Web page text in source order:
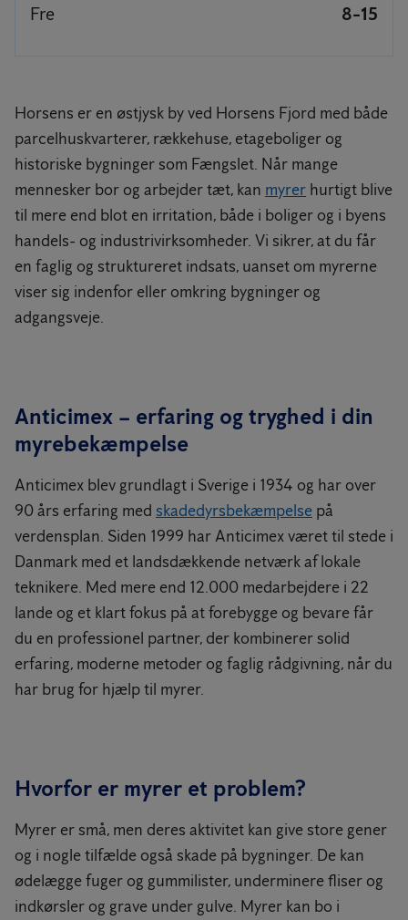
Fre
8-15
Horsens er en østjysk by ved Horsens Fjord med både
parcelhuskvarterer, rækkehuse, etageboliger og
historiske bygninger som Fængslet. Når mange
mennesker bor og arbejder tæt, kan myrer hurtigt blive
til mere end blot en irritation, både i boliger og i byens
handels- og industrivirksomheder. Vi sikrer, at du får
en faglig og struktureret indsats, uanset om myrerne
viser sig indenfor eller omkring bygninger og
adgangsveje.
Anticimex – erfaring og tryghed i din
myrebekæmpelse
Anticimex blev grundlagt i Sverige i 1934 og har over
90 års erfaring med skadedyrsbekæmpelse på
verdensplan. Siden 1999 har Anticimex været til stede i
Danmark med et landsdækkende netværk af lokale
teknikere. Med mere end 12.000 medarbejdere i 22
lande og et klart fokus på at forebygge og bevare får
du en professionel partner, der kombinerer solid
erfaring, moderne metoder og faglig rådgivning, når du
har brug for hjælp til myrer.
Hvorfor er myrer et problem?
Myrer er små, men deres aktivitet kan give store gener
og i nogle tilfælde også skade på bygninger. De kan
ødelægge fuger og gummilister, underminere fliser og
indkørsler og grave under gulve. Myrer kan bo i